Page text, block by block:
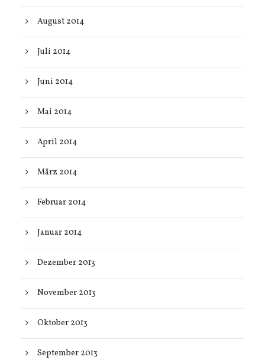
August 2014
Juli 2014
Juni 2014
Mai 2014
April 2014
März 2014
Februar 2014
Januar 2014
Dezember 2013
November 2013
Oktober 2013
September 2013